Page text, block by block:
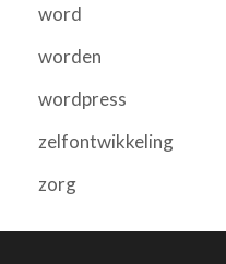
word
worden
wordpress
zelfontwikkeling
zorg